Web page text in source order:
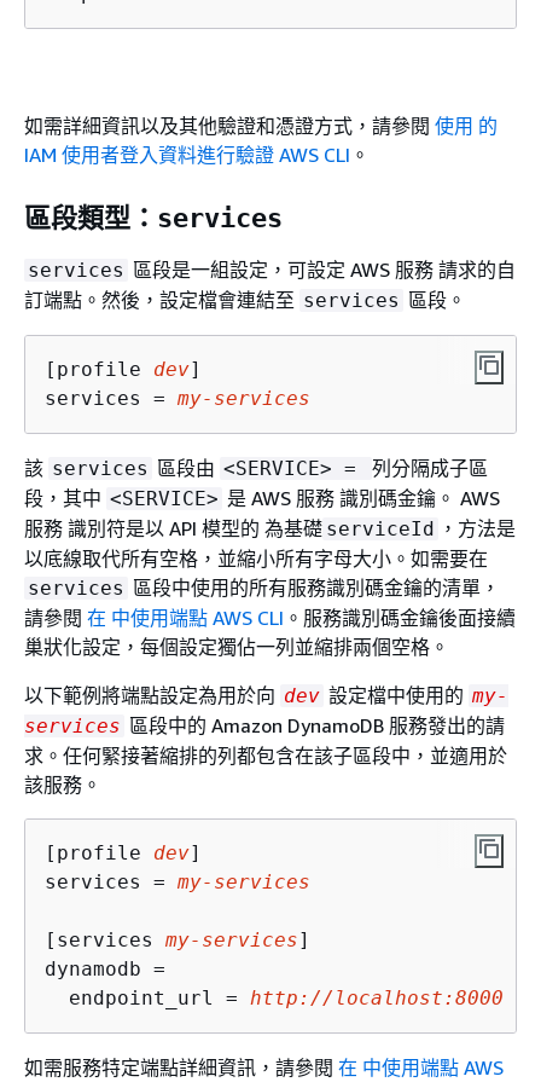
如需詳細資訊以及其他驗證和憑證方式，請參閱 使用 的
IAM 使用者登入資料進行驗證 AWS CLI 。
區段類型： services
services 區段是一組設定，可設定 AWS 服務 請求的自
訂端點。然後，設定檔會連結至 services 區段。
[profile dev]
services = my-services
該 services 區段由 <SERVICE> =
列分隔成子區
段，其中 <SERVICE> 是 AWS 服務 識別碼金鑰。 AWS
服務 識別符是以 API 模型的 為基礎 serviceId ，方法是
以底線取代所有空格，並縮小所有字母大小。如需要在
services 區段中使用的所有服務識別碼金鑰的清單，
請參閱 在 中使用端點 AWS CLI 。服務識別碼金鑰後面接續
巢狀化設定，每個設定獨佔一列並縮排兩個空格。
以下範例將端點設定為用於向 dev 設定檔中使用的 my-
services 區段中的 Amazon DynamoDB 服務發出的請
求。任何緊接著縮排的列都包含在該子區段中，並適用於
該服務。
[profile dev]
services = my-services
[services my-services]
dynamodb =
  endpoint_url =
http://localhost:8000
如需服務特定端點詳細資訊，請參閱 在 中使用端點 AWS